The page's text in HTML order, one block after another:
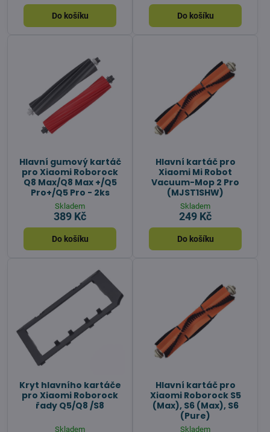
Do košíku Do košíku
Hlavní gumový kartáč
pro Xiaomi Roborock
Q8 Max/Q8 Max +/Q5
Pro+/Q5 Pro - 2ks
Skladem
389 Kč
Do košíku
Hlavní kartáč pro
Xiaomi Mi Robot
Vacuum-Mop 2 Pro
(MJST1SHW)
Skladem
249 Kč
Do košíku
Kryt hlavního kartáče
pro Xiaomi Roborock
řady Q5/Q8 /S8
Skladem
Hlavní kartáč pro
Xiaomi Roborock S5
(Max), S6 (Max), S6
(Pure)
Skladem